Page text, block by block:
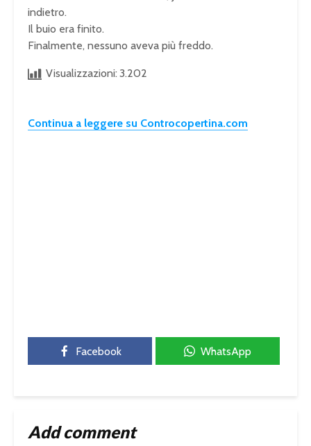
indietro.
Il buio era finito.
Finalmente, nessuno aveva più freddo.
Visualizzazioni: 3.202
Continua a leggere su Controcopertina.com
Facebook WhatsApp
Add comment